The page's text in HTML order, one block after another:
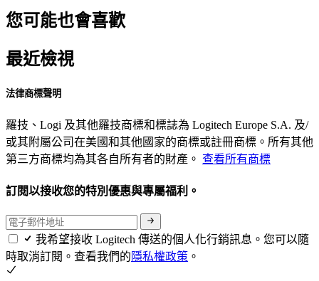
您可能也會喜歡
最近檢視
法律商標聲明
羅技、Logi 及其他羅技商標和標誌為 Logitech Europe S.A. 及/
或其附屬公司在美國和其他國家的商標或註冊商標。所有其他
第三方商標均為其各自所有者的財產。 查看所有商標
訂閱以接收您的特別優惠與專屬福利。
我希望接收 Logitech 傳送的個人化行銷訊息。您可以隨
時取消訂閱。查看我們的隱私權政策 。